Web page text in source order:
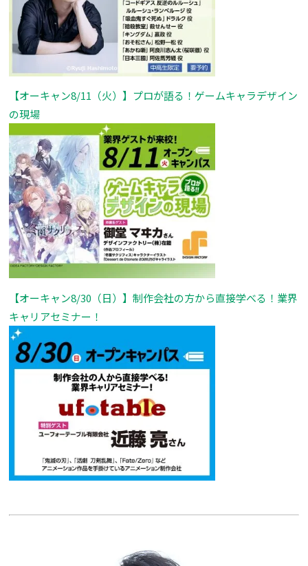
【オーキャン8/11（火）】プロが語る！ゲームキャラデザイン
の現場
【オーキャン8/30（日）】制作会社の方から直接学べる！業界
キャリアセミナー！